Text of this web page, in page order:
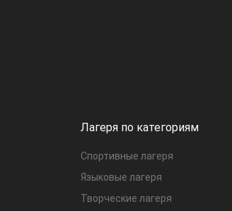
Лагеря по категориям
Спортивные лагеря
Языковые лагеря
Творческие лагеря